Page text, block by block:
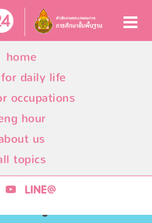
home
daily life
occupations
hour
us
topics